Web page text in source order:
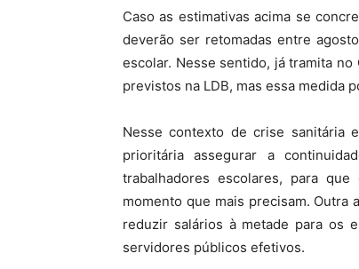
Caso as estimativas acima se
deverão ser retomadas entre
escolar. Nesse sentido, já tramita
previstos na LDB, mas essa medida
Nesse contexto de crise sanitária
prioritária assegurar a
trabalhadores escolares, para
momento que mais precisam. Outra
reduzir salários à metade para os
servidores públicos efetivos.